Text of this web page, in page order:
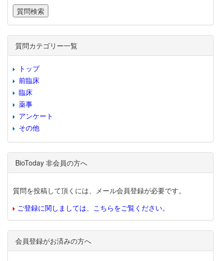
質問カテゴリー一覧
トップ
前臨床
臨床
薬事
アンケート
その他
BioToday 非会員の方へ
質問を投稿して頂くには、メール会員登録が必要です。
ご登録に関しましては、こちらをご覧ください。
会員登録がお済みの方へ